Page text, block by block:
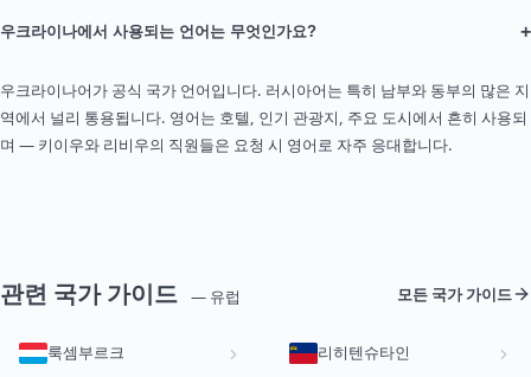
우크라이나에서 사용되는 언어는 무엇인가요? +
우크라이나어가 공식 국가 언어입니다. 러시아어는 특히 남부와 동부의 많은 지
역에서 널리 통용됩니다. 영어는 호텔, 인기 관광지, 주요 도시에서 흔히 사용되
며 — 키이우와 리비우의 직원들은 요청 시 영어로 자주 응대합니다.
관련 국가 가이드 — 유럽 모든 국가 가이드
룩셈부르크 리히텐슈타인